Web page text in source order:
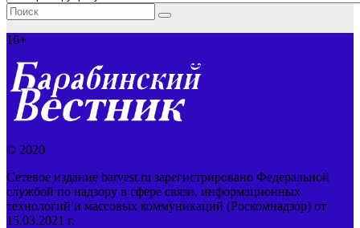
16+
© 2020
Сетевое издание barvest.ru зарегистрировано Федеральной
службой по надзору в сфере связи, информационных
технологий и массовых коммуникаций (Роскомнадзор) от
15.03.2021 г.